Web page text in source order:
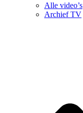
Alle video’s
Archief TV